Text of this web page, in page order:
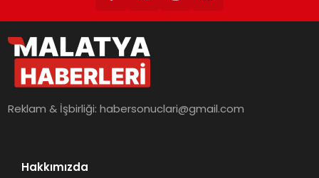
Reklam & İşbirliği:habersonuclari@gmail.com
Hakkımızda